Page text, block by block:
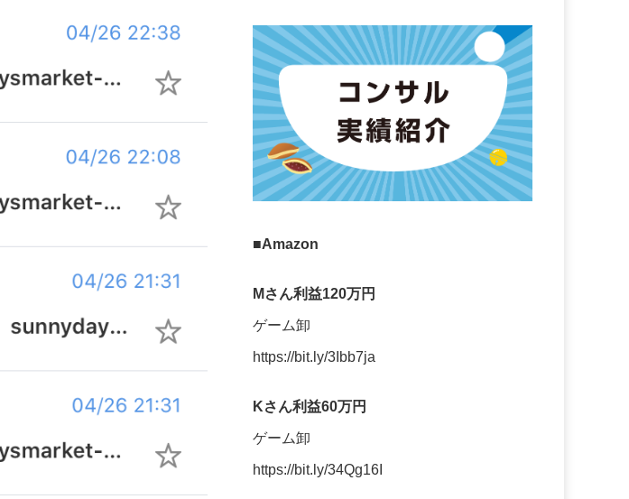
■Amazon
Mさん利益120万円
ゲーム卸
https://bit.ly/3Ibb7ja
Kさん利益60万円
ゲーム卸
https://bit.ly/34Qg16I